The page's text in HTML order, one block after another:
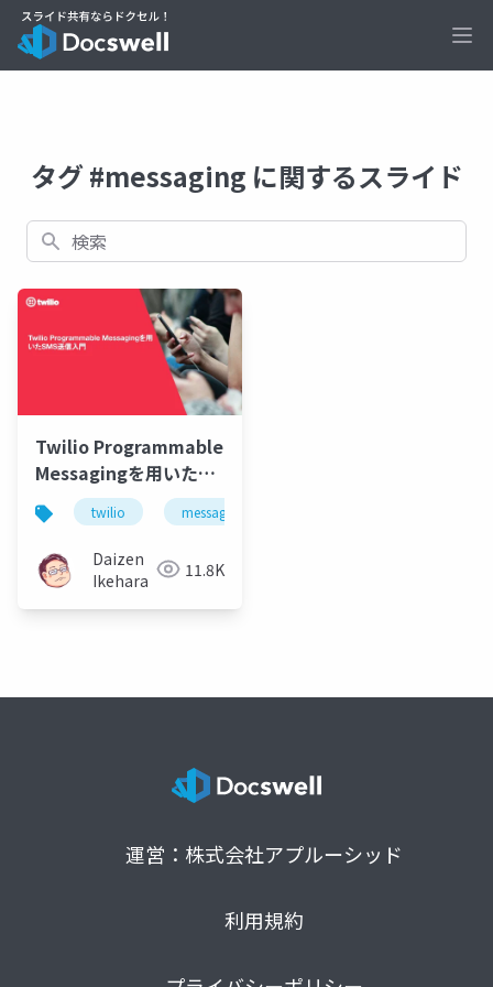
タグ #messaging に関するスライド
検索
Twilio Programmable
Messagingを用いた
SMS送信入門
twilio messaging
Daizen
Ikehara
11.8K
運営：株式会社アプルーシッド
利用規約